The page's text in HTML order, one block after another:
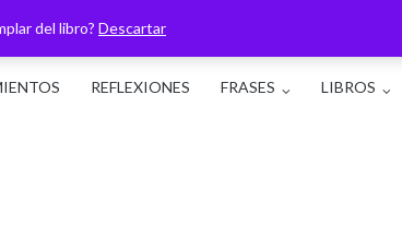
del libro? Descartar
REFLEXIONES FRASES LIBROS